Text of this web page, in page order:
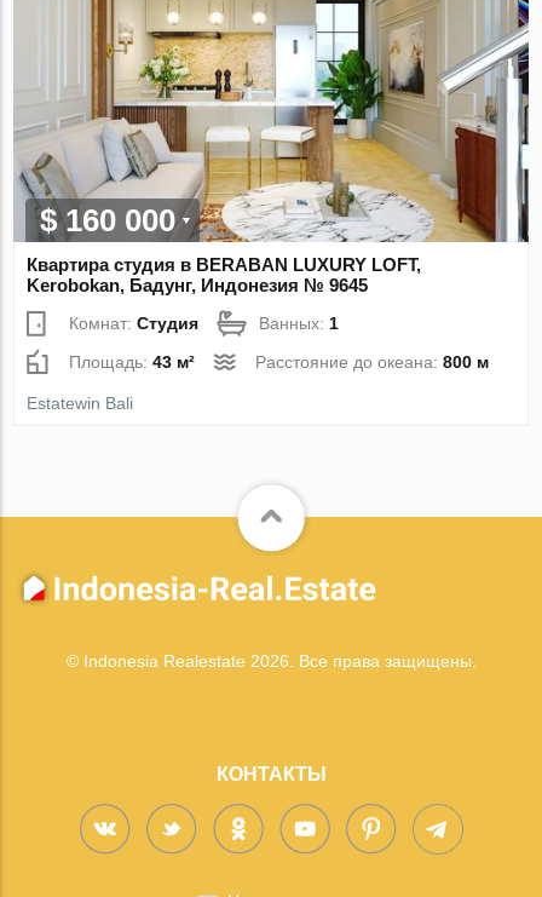
$ 160 000
Квартира студия в BERABAN LUXURY LOFT,
Kerobokan, Бадунг, Индонезия № 9645
Комнат:Студия Ванных: 1
Площадь:43 м² Расстояние до океана:800 м
Estatewin Bali
© Indonesia Realestate 2026. Все права защищены.
КОНТАКТЫ